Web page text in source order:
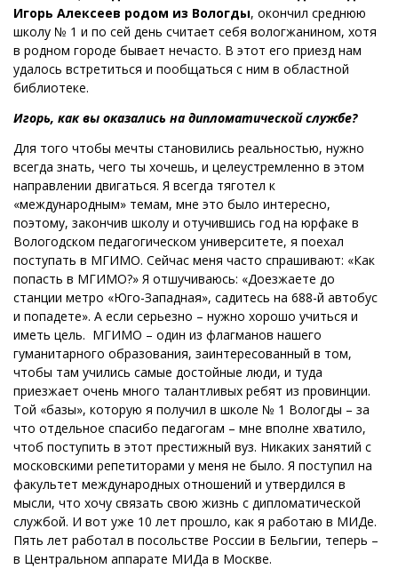
Игорь Алексеев родом из Вологды, окончил среднюю
школу № 1 и по сей день считает себя вологжанином, хотя
в родном городе бывает нечасто. В этот его приезд нам
удалось встретиться и пообщаться с ним в областной
библиотеке.
Игорь, как вы оказались на дипломатической службе?
Для того чтобы мечты становились реальностью, нужно
всегда знать, чего ты хочешь, и целеустремленно в этом
направлении двигаться. Я всегда тяготел к
«международным» темам, мне это было интересно,
поэтому, закончив школу и отучившись год на юрфаке в
Вологодском педагогическом университете, я поехал
поступать в МГИМО. Сейчас меня часто спрашивают: «Как
попасть в МГИМО?» Я отшучиваюсь: «Доезжаете до
станции метро «Юго-Западная», садитесь на 688-й автобус
и попадете». А если серьезно – нужно хорошо учиться и
иметь цель. МГИМО – один из флагманов нашего
гуманитарного образования, заинтересованный в том,
чтобы там учились самые достойные люди, и туда
приезжает очень много талантливых ребят из провинции.
Той «базы», которую я получил в школе № 1 Вологды – за
что отдельное спасибо педагогам – мне вполне хватило,
чтоб поступить в этот престижный вуз. Никаких занятий с
московскими репетиторами у меня не было. Я поступил на
факультет международных отношений и утвердился в
мысли, что хочу связать свою жизнь с дипломатической
службой. И вот уже 10 лет прошло, как я работаю в МИДе.
Пять лет работал в посольстве России в Бельгии, теперь –
в Центральном аппарате МИДа в Москве.